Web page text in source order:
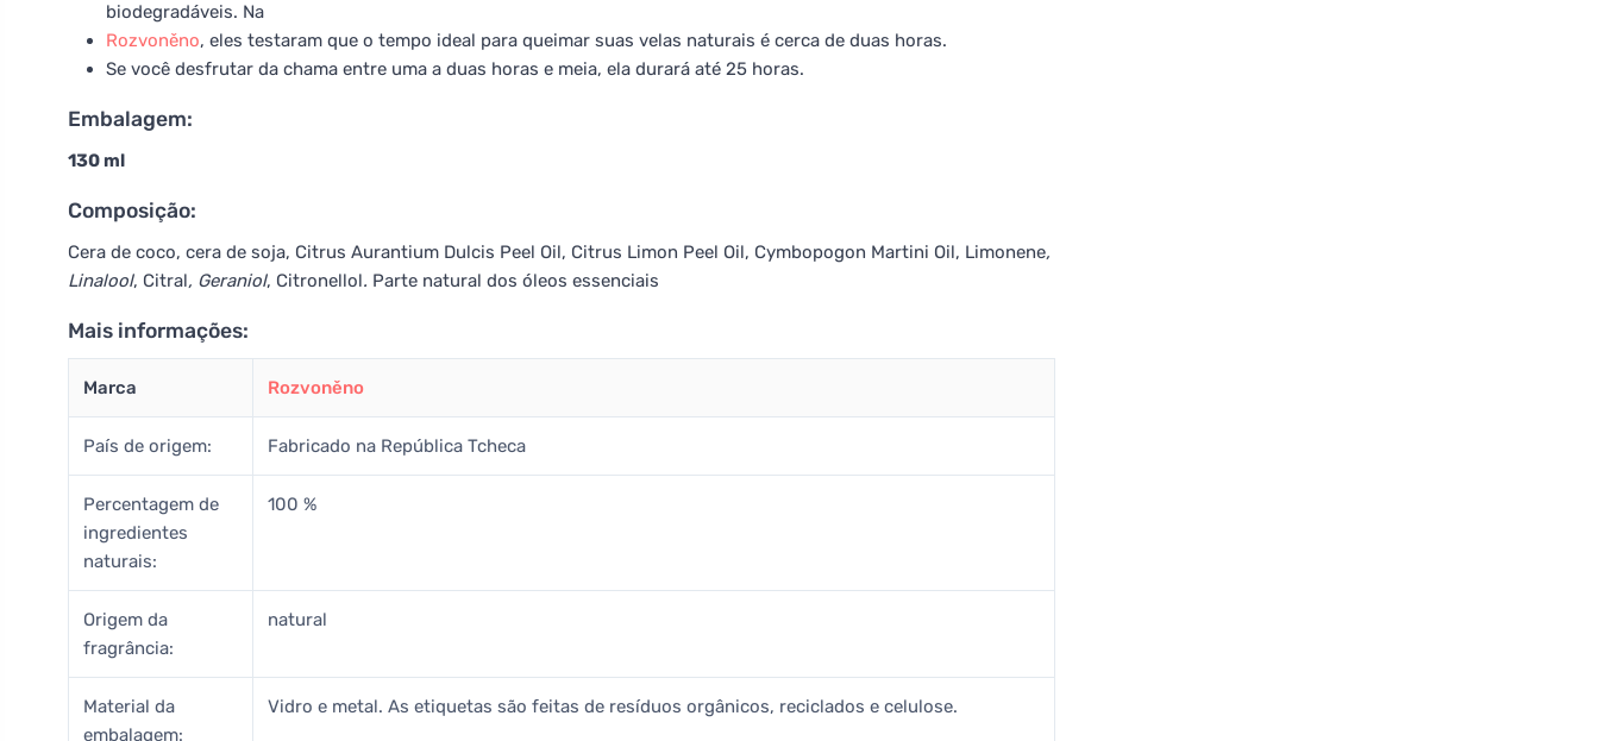
biodegradáveis. Na
Rozvoněno, eles testaram que o tempo ideal para queimar suas velas naturais é cerca de duas horas.
Se você desfrutar da chama entre uma a duas horas e meia, ela durará até 25 horas.
Embalagem:
130 ml
Composição:
Cera de coco, cera de soja, Citrus Aurantium Dulcis Peel Oil, Citrus Limon Peel Oil, Cymbopogon Martini Oil, Limonene,
Linalool, Citral, Geraniol, Citronellol. Parte natural dos óleos essenciais
Mais informações:
Marca Rozvoněno
País de origem: Fabricado na República Tcheca
Percentagem de
ingredientes
naturais:
100 %
Origem da
fragrância:
natural
Material da
embalagem:
Vidro e metal. As etiquetas são feitas de resíduos orgânicos, reciclados e celulose.